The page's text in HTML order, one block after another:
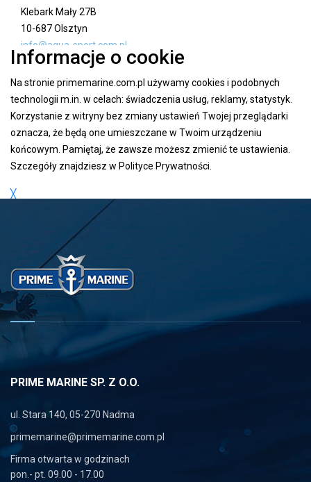
Klebark Mały 27B
10-687 Olsztyn
info@aqua-sport.com.pl
www.aqua-sport.com.pl
tel.89 532 03 02
Argo
Magazynowa 7/1
www.silnikizaburtowe.net
606 875 939
Atom Marine
Tamka 5
atom.marine@op.pl
609 259 796
Barakuda
Henryka Sienkiewicza 12
14-200 Iława
barakudailawa@op.pl
PRIME MARINE SP. Z O.O.
ul. Stara 140, 05-270 Nadma
primemarine@primemarine.com.pl
Firma otwarta w godzinach
pon.- pt. 09.00 - 17.00
Informacje o cookie
Na stronie primemarine.com.pl używamy cookies i podobnych
technologii m.in. w celach: świadczenia usług, reklamy, statystyk.
Korzystanie z witryny bez zmiany ustawień Twojej przeglądarki
oznacza, że będą one umieszczane w Twoim urządzeniu
końcowym. Pamiętaj, że zawsze możesz zmienić te ustawienia.
Szczegóły znajdziesz w Polityce Prywatności
╳